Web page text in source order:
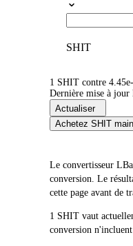
SHIT
1 SHIT contre
Dernière mise à jour
Actualiser
Achetez SHIT
Le convertisseur
conversion. Le
cette page avant de
1 SHIT vaut
conversion